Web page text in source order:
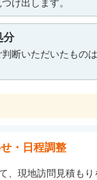
け出します。
分
断いただいたもの
・日程調整
、現地訪問見積もり